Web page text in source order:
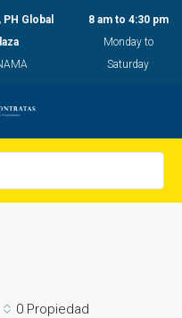
Global
8 am to 4:30 pm
Monday to
Saturday
0 Propiedad